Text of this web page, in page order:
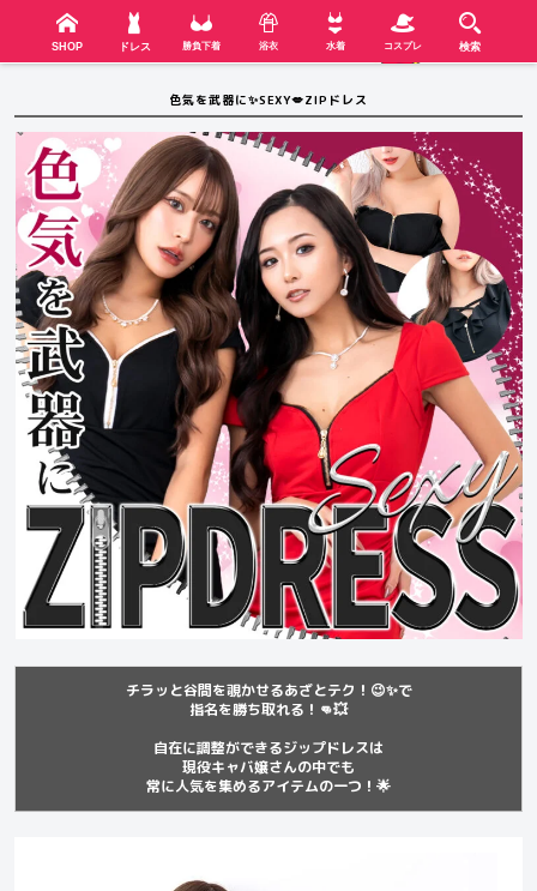
SHOP ドレス 勝負下着 浴衣 水着 コスプレ 検索
色気を武器に✨SEXY💋ZIPドレス
チラッと谷間を覗かせるあざとテク！😉✨で
指名を勝ち取れる！👊💥
自在に調整ができるジップドレスは
現役キャバ嬢さんの中でも
常に人気を集めるアイテムの一つ！🌟
SHOP